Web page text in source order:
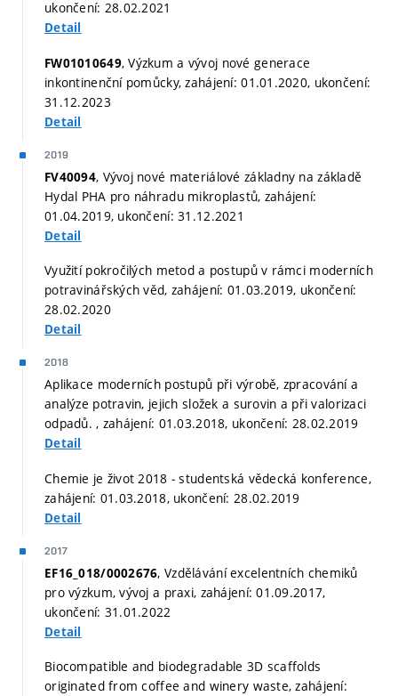
ukončení: 28.02.2021
Detail
FW01010649, Výzkum a vývoj nové generace
inkontinenční pomůcky, zahájení: 01.01.2020, ukončení:
31.12.2023
Detail
2019
FV40094, Vývoj nové materiálové základny na základě
Hydal PHA pro náhradu mikroplastů, zahájení:
01.04.2019, ukončení: 31.12.2021
Detail
Využití pokročilých metod a postupů v rámci moderních
potravinářských věd, zahájení: 01.03.2019, ukončení:
28.02.2020
Detail
2018
Aplikace moderních postupů při výrobě, zpracování a
analýze potravin, jejich složek a surovin a při valorizaci
odpadů. , zahájení: 01.03.2018, ukončení: 28.02.2019
Detail
Chemie je život 2018 ‐ studentská vědecká konference,
zahájení: 01.03.2018, ukončení: 28.02.2019
Detail
2017
EF16_018/0002676, Vzdělávání excelentních chemiků
pro výzkum, vývoj a praxi, zahájení: 01.09.2017,
ukončení: 31.01.2022
Detail
Biocompatible and biodegradable 3D scaffolds
originated from coffee and winery waste, zahájení: